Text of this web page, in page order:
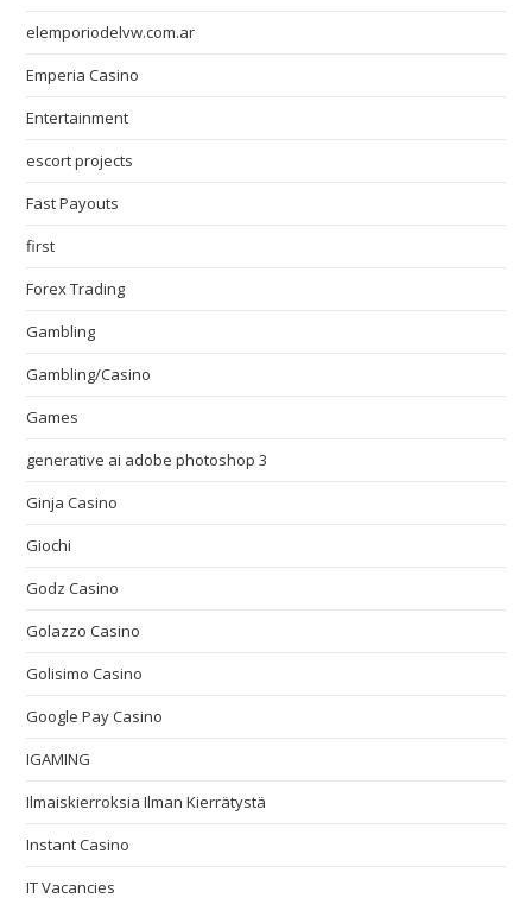
elemporiodelvw.com.ar
Emperia Casino
Entertainment
escort projects
Fast Payouts
first
Forex Trading
Gambling
Gambling/Casino
Games
generative ai adobe photoshop 3
Ginja Casino
Giochi
Godz Casino
Golazzo Casino
Golisimo Casino
Google Pay Casino
IGAMING
Ilmaiskierroksia Ilman Kierrätystä
Instant Casino
IT Vacancies